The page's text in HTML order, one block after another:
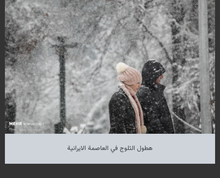
هطول الثلوج في العاصمة الايرانية